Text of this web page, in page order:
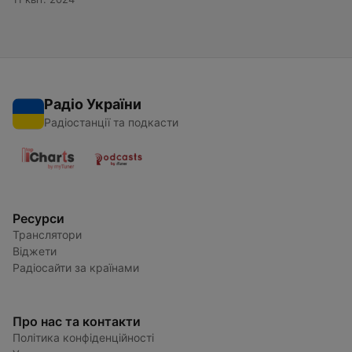
Радіо України
Радіостанції та подкасти
Ресурси
Транслятори
Віджети
Радіосайти за країнами
Про нас та контакти
Політика конфіденційності